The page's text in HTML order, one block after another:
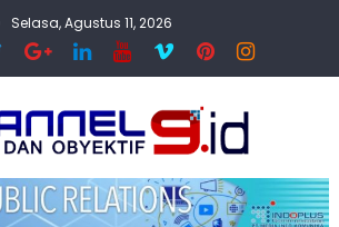
Selasa, Agustus 11, 2026